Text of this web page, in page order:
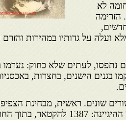
לא
הזרימה
ועלה על גדותיו במהירות
נתפסו, לעתים שלא כחוק:
בגנים הישנים, בחצרות,
שונים. ראשית, מבחינת